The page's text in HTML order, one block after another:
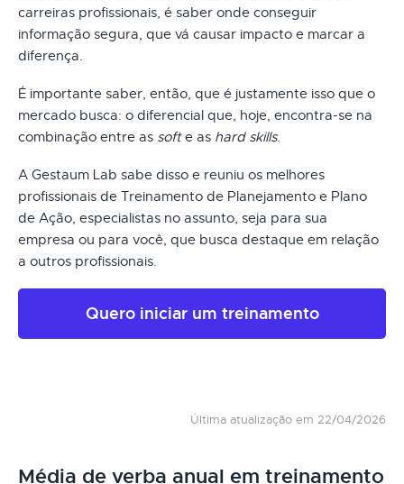
carreiras profissionais, é saber onde conseguir
informação segura, que vá causar impacto e marcar a
diferença.
É importante saber, então, que é justamente isso que o
mercado busca: o diferencial que, hoje, encontra-se na
combinação entre as softe as hard skills.
A Gestaum Lab sabe disso e reuniu os melhores
profissionais de Treinamento de Planejamento e Plano
de Ação, especialistas no assunto, seja para sua
empresa ou para você, que busca destaque em relação
a outros profissionais.
Quero iniciar um treinamento
Última atualização em 22/04/2026
Média de verba anual em treinamento